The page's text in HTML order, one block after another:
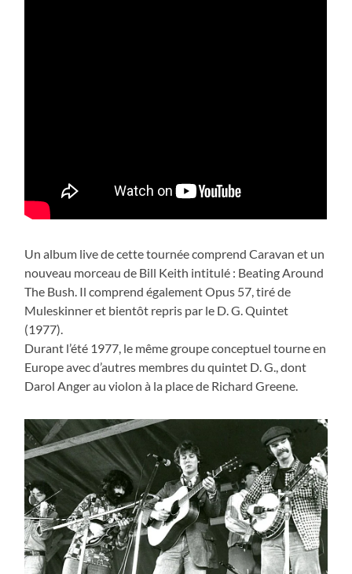
Un album live de cette tournée comprend Caravan et un
nouveau morceau de Bill Keith intitulé : Beating Around
The Bush. Il comprend également Opus 57, tiré de
Muleskinner et bientôt repris par le D. G. Quintet
(1977).
Durant l’été 1977, le même groupe conceptuel tourne en
Europe avec d’autres membres du quintet D. G., dont
Darol Anger au violon à la place de Richard Greene.